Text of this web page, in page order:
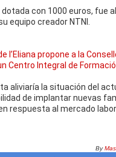
dotada con 1000 euros, fue
equipo creador NTNI.
l’Eliana propone a la
Centro Integral de
aliviaría la situación del
de implantar nuevas
respuesta al mercado
By